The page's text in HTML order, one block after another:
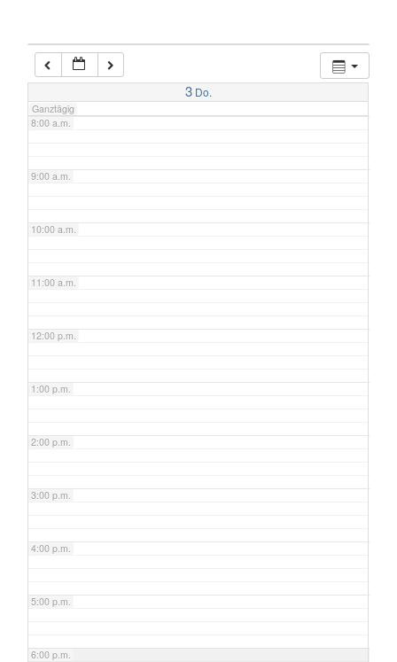
3 Do.
Ganztägig
7:00 a.m.
8:00 a.m.
9:00 a.m.
10:00 a.m.
11:00 a.m.
12:00 p.m.
1:00 p.m.
2:00 p.m.
3:00 p.m.
4:00 p.m.
5:00 p.m.
6:00 p.m.